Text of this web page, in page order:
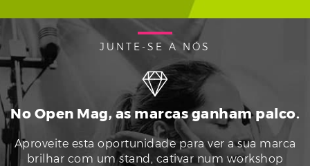
JUNTE-SE A NÓS
No Open Mag, as marcas ganham palco.
Aproveite esta oportunidade para ver a sua marca
brilhar com um stand, cativar num workshop